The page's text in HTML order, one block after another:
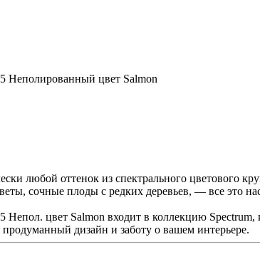
Неполированный цвет Salmon
любой оттенок из спектрального цветового
сочные плоды с редких деревьев, — все это
цвет Salmon входит в коллекцию
дизайн и заботу о вашем интерьере.